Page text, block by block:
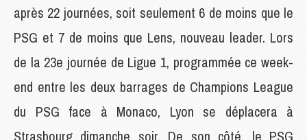
après 22 journées, soit seulement 6 de moins que le
PSG et 7 de moins que Lens, nouveau leader. Lors
de la 23e journée de Ligue 1, programmée ce week-
end entre les deux barrages de Champions League
du PSG face à Monaco, Lyon se déplacera à
Strasbourg dimanche soir. De son côté, le PSG